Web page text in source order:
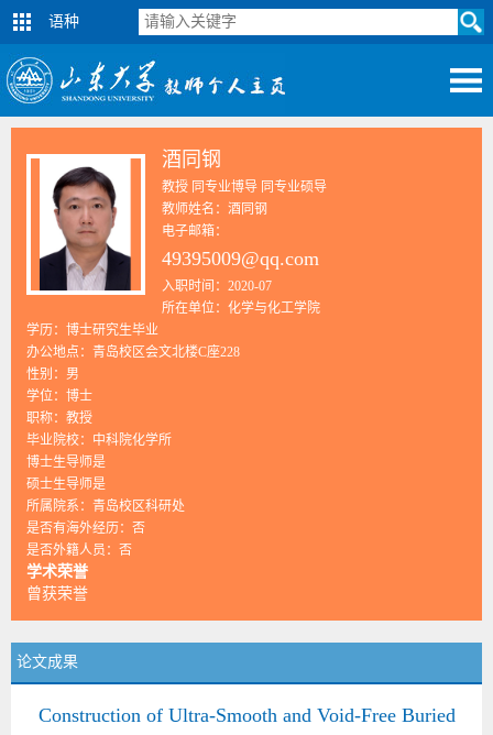
语种
酒同钢
教授 同专业博导 同专业硕导
教师姓名：酒同钢
电子邮箱：
49395009@qq.com
入职时间：2020-07
所在单位：化学与化工学院
学历：博士研究生毕业
办公地点：青岛校区会文北楼C座228
性别：男
学位：博士
职称：教授
毕业院校：中科院化学所
博士生导师是
硕士生导师是
所属院系：青岛校区科研处
是否有海外经历：否
是否外籍人员：否
学术荣誉
曾获荣誉
论文成果
Construction of Ultra-Smooth and Void-Free Buried